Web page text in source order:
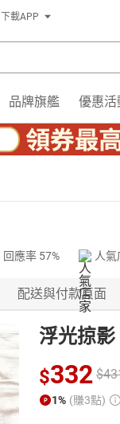
下載APP
品牌旗艦 優惠活
回應率 57% 人氣
配送與付款頁面
浮光掠影
$332 $
1% (賺3點)